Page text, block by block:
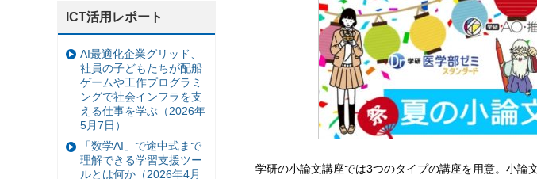
学研の小論文講座では3つのタイプの講座を用意。小論
ICT活用レポート
AI最適化企業グリッド、
社員の子どもたちが配船
ゲームや工作プログラミ
ングで社会インフラを支
える仕事を学ぶ（2026年
5月7日）
「数学AI」で途中式まで
理解できる学習支援ツー
ルとは何か（2026年4月